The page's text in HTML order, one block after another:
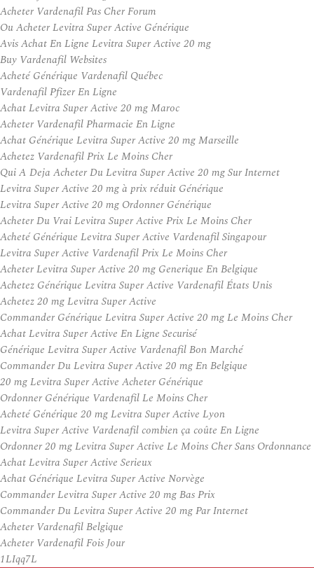
Acheter Vardenafil Pas Cher Forum
Ou Acheter Levitra Super Active Générique
Avis Achat En Ligne Levitra Super Active 20 mg
Buy Vardenafil Websites
Acheté Générique Vardenafil Québec
Vardenafil Pfizer En Ligne
Achat Levitra Super Active 20 mg Maroc
Acheter Vardenafil Pharmacie En Ligne
Achat Générique Levitra Super Active 20 mg Marseille
Achetez Vardenafil Prix Le Moins Cher
Qui A Deja Acheter Du Levitra Super Active 20 mg Sur Internet
Levitra Super Active 20 mg à prix réduit Générique
Levitra Super Active 20 mg Ordonner Générique
Acheter Du Vrai Levitra Super Active Prix Le Moins Cher
Acheté Générique Levitra Super Active Vardenafil Singapour
Levitra Super Active Vardenafil Prix Le Moins Cher
Acheter Levitra Super Active 20 mg Generique En Belgique
Achetez Générique Levitra Super Active Vardenafil États Unis
Achetez 20 mg Levitra Super Active
Commander Générique Levitra Super Active 20 mg Le Moins Cher
Achat Levitra Super Active En Ligne Securisé
Générique Levitra Super Active Vardenafil Bon Marché
Commander Du Levitra Super Active 20 mg En Belgique
20 mg Levitra Super Active Acheter Générique
Ordonner Générique Vardenafil Le Moins Cher
Acheté Générique 20 mg Levitra Super Active Lyon
Levitra Super Active Vardenafil combien ça coûte En Ligne
Ordonner 20 mg Levitra Super Active Le Moins Cher Sans Ordonnance
Achat Levitra Super Active Serieux
Achat Générique Levitra Super Active Norvège
Commander Levitra Super Active 20 mg Bas Prix
Commander Du Levitra Super Active 20 mg Par Internet
Acheter Vardenafil Belgique
Acheter Vardenafil Fois Jour
1LIqq7L